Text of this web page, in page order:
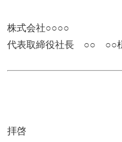
株式会社○○○○
代表取締役社長 ○○ ○○
拝啓